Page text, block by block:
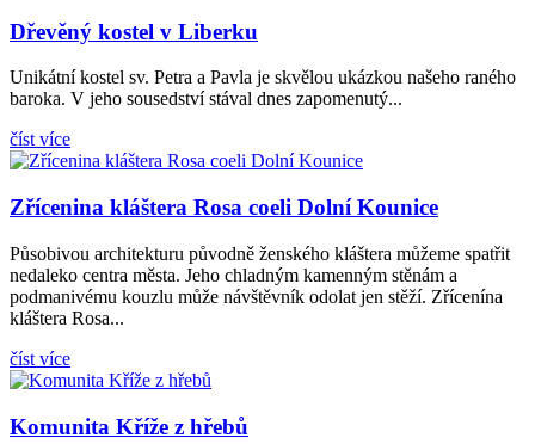
Dřevěný kostel v Liberku
Unikátní kostel sv. Petra a Pavla je skvělou ukázkou našeho raného
baroka. V jeho sousedství stával dnes zapomenutý...
číst více
Zřícenina kláštera Rosa coeli Dolní Kounice
Působivou architekturu původně ženského kláštera můžeme spatřit
nedaleko centra města. Jeho chladným kamenným stěnám a
podmanivému kouzlu může návštěvník odolat jen stěží. Zřícenína
kláštera Rosa...
číst více
Komunita Kříže z hřebů